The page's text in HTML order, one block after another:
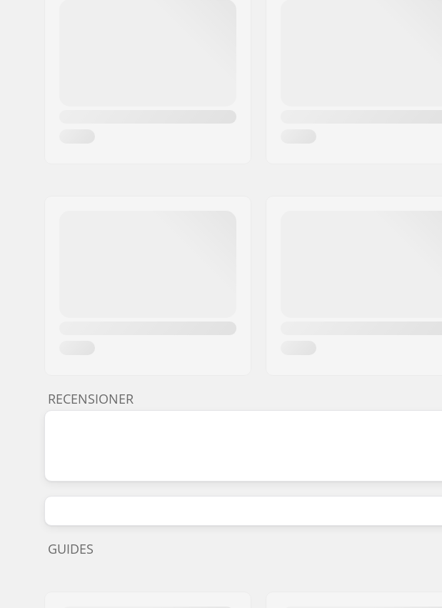
RECENSIONER
GUIDES